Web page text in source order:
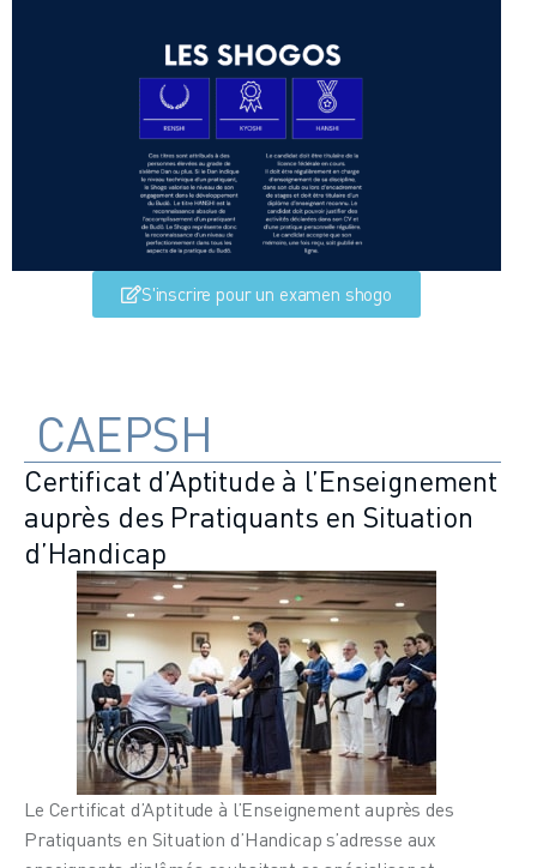
S'inscrire pour un examen shogo
CAEPSH
Certificat d’Aptitude à l’Enseignement
auprès des Pratiquants en Situation
d’Handicap
Le Certificat d’Aptitude à l’Enseignement auprès des
Pratiquants en Situation d’Handicap s’adresse aux